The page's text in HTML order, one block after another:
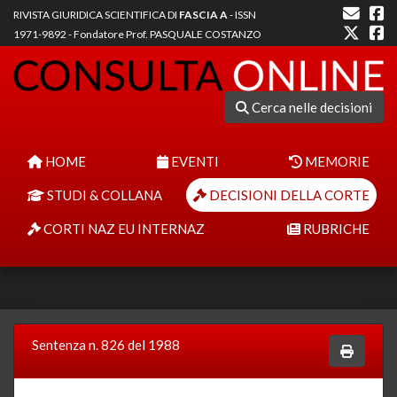
RIVISTA GIURIDICA SCIENTIFICA DI FASCIA A- ISSN
1971-9892 - Fondatore Prof. PASQUALE COSTANZO
Cerca nelle decisioni
HOME EVENTI MEMORIE
STUDI & COLLANA DECISIONI DELLA CORTE
CORTI NAZ EU INTERNAZ RUBRICHE
Sentenza n. 826 del 1988